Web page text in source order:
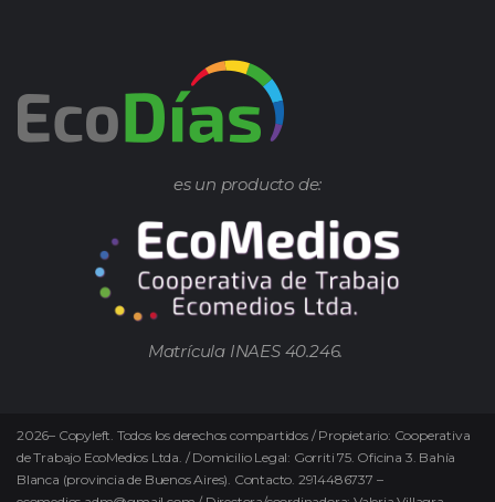
es un producto de:
Matrícula INAES 40.246.
2026– Copyleft. Todos los derechos compartidos / Propietario: Cooperativa
de Trabajo EcoMedios Ltda. / Domicilio Legal: Gorriti 75. Oficina 3. Bahía
Blanca (provincia de Buenos Aires). Contacto. 2914486737 –